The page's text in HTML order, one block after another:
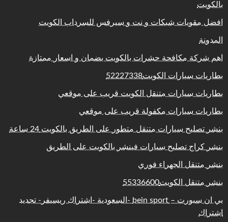
بالكويت
افضل مقويات شبكات و نت و سيرفس للسرداب الكويت
المدونة
اهم شركة مكافحة حشرات بالكويت بضمان و اسعار ممتازة
بطاريات سيارات الكويت52227338
بطاريات سيارات متنقل الكويت قريب على موقعي
بطاريات سيارات مكفولة قريب على موقعي
بنشر تصليح سيارات متنقل متطور على الطريق بالكويت 24 ساعة
بنشر كراج تصليح سيارات فينشر بالكويت على الطريق
بنشر متنقل الجهراء فوري
بنشر متنقل الكويت55336600
بي ان سبورت – bein sport -السعودية -اشتراك ريسيفر- تجديد
اشتراك